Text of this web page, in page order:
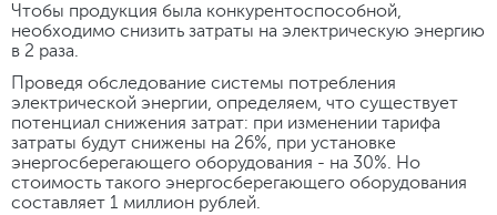
Чтобы продукция была конкурентоспособной,
необходимо снизить затраты на электрическую энергию
в 2 раза.
Проведя обследование системы потребления
электрической энергии, определяем, что существует
потенциал снижения затрат: при изменении тарифа
затраты будут снижены на 26%, при установке
энергосберегающего оборудования - на 30%. Но
стоимость такого энергосберегающего оборудования
составляет 1 миллион рублей.